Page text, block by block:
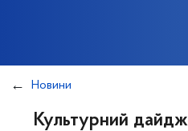
Новини
Культурний